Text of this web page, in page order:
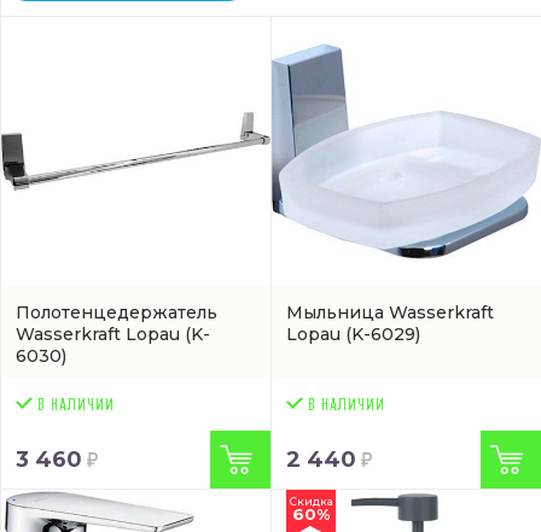
Полотенцедержатель
Wasserkraft Lopau (K-
6030)
3 460
Мыльница Wasserkraft
Lopau (K-6029)
2 440
Скидка
60%